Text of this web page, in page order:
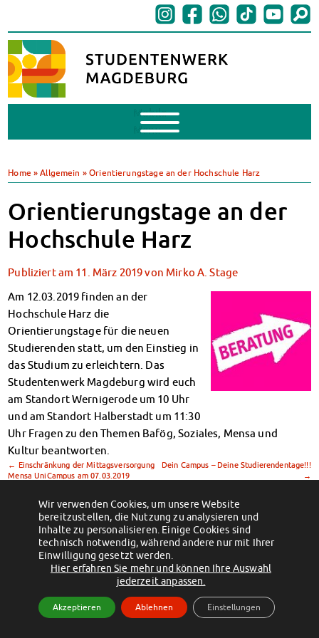
Mobile
Menu
BAföG beantragen
BAföG-FAQs
Dokumente
BAföG-Sprechstunden
Kredite & Stipendien
Mensen & Cafeterien
Heute in unseren Mensen
JoGo – Studibar + Eventspace
Klimabewusst essen
Mensa-FAQs
CampusCatering
MensaFeedback
AnsprechpartnerInnen
Wohnen
Wohnheime im Überblick
Wohnheime in Magdeburg
Wohnheime in Wernigerode
MIT einander – FÜR einander
Wohnheimtutoren
Schadensmeldung
Wohnen-FAQ
Dokumente
AnsprechpartnerInnen
Soziales & Beratung
Home »Allgemein »Orientierungstage an der Hochschule Harz
Orientierungstage an der
Hochschule Harz
Publiziert am 11. März 2019von Mirko A. Stage
Am 12.03.2019 finden an der
Hochschule Harz die
Orientierungstage für die neuen
Studierenden statt, um den Einstieg in
das Studium zu erleichtern. Das
Studentenwerk Magdeburg wird euch
am Standort Wernigerode um 10 Uhr
und am Standort Halberstadt um 11:30
Uhr Fragen zu den Themen Bafög, Soziales, Mensa und
Kultur beantworten.
← Einschränkung der Mittagsversorgung
Mensa UniCampus am 07.03.2019
Dein Campus – Deine Studierendentage!!!
→
(c) 2012 - 2026 by Studentenwerk Magdeburg - Anstalt des öffentlichen
Rechts
Facebook
Instagram
Impressum
Datenschutzerklärung Erklärung zur Barrierefreiheit
Wir verwenden Cookies, um unsere Website
bereitzustellen, die Nutzung zu analysieren und
Inhalte zu personalisieren. Einige Cookies sind
technisch notwendig, während andere nur mit Ihrer
Einwilligung gesetzt werden.
Hier erfahren Sie mehr und können Ihre Auswahl
jederzeit anpassen.
Akzeptieren Ablehnen Einstellungen